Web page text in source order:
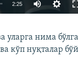
2:25
360p
480p
уларга нима
кўп нуқталар